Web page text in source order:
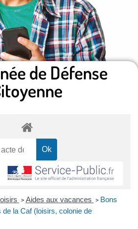
de Défense
> Aides aux vacances > Bons
la Caf (loisirs, colonie de